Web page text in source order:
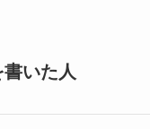
いた人